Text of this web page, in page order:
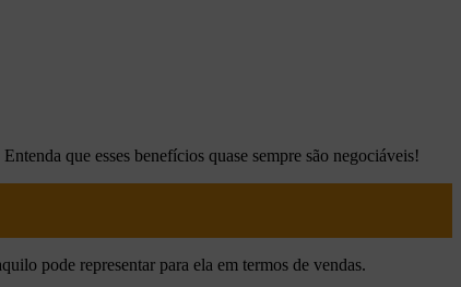
que esses benefícios quase sempre são negociáveis!
pode representar para ela em termos de vendas.